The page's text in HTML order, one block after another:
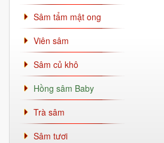
Sâm tẩm mật ong
Viên sâm
Sâm củ khô
Hồng sâm Baby
Trà sâm
Sâm tươi